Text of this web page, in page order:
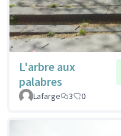
L'arbre aux
palabres
Lafarge
3 0